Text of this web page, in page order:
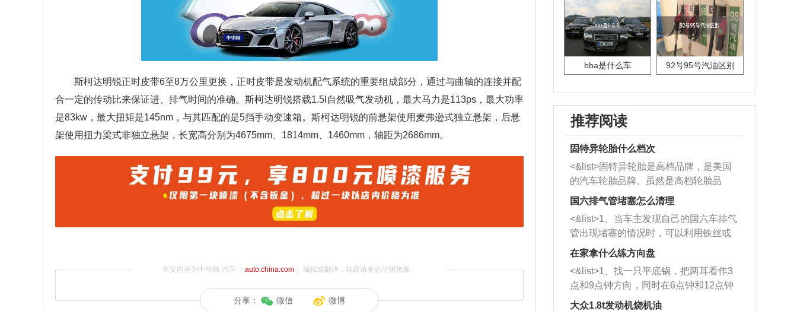
斯柯达明锐正时皮带6至8万公里更换，正时皮带是发动机配气系统的重要组成部分，通过与曲轴的连接并配
合一定的传动比来保证进、排气时间的准确。斯柯达明锐搭载1.5l自然吸气发动机，最大马力是113ps，最大功率
是83kw，最大扭矩是145nm，与其匹配的是5挡手动变速箱。斯柯达明锐的前悬架使用麦弗逊式独立悬架，后悬
架使用扭力梁式非独立悬架，长宽高分别为4675mm、1814mm、1460mm，轴距为2686mm。
本文内容为中华网·汽车（ auto.china.com）编辑或翻译，转载请务必注明来源。
分享： 微信 微博
bba是什么车 92号95号汽油区别
推荐阅读
固特异轮胎什么档次
<&list>固特异轮胎是高档品牌，是美国
的汽车轮胎品牌。虽然是高档轮胎品
牌，但是中高低端的轮胎都有生产，这
也是为了更好的开拓市场。
国六排气管堵塞怎么清理
<&list>1、当车主发现自己的国六车排气
管出现堵塞的情况时，可以利用铁丝或
者是细棍，直接将杂物给取出来，如果
堵塞情况比较严重，也可以采取应急措
施。 <&list>2、直接利用木棍将所有的
杂物推到排气管里面的位置处，然后将
三元催化器拆解开，就可以将堵塞的东
在家拿什么练方向盘
<&list>1、找一只平底锅，把两耳看作3
点和9点钟方向，同时在6点钟和12点钟
方向做一个标记。 <&list>2、双手握住
大众1.8t发动机烧机油